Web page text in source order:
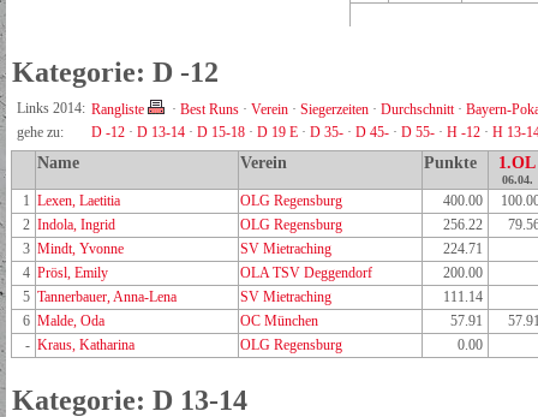
Kategorie: D -12
Links 2014: Rangliste · Best Runs · Verein · Siegerzeiten · Durchschnitt· Bayern-
gehe zu:
D -12 · D 13-14 · D 15-18 · D 19 E · D 35- · D 45- · D 55- · H -12 · H 13-
Name Verein Punkte 1.OL
06.04.
1 Lexen, Laetitia OLG Regensburg 400.00
2 Indola, Ingrid OLG Regensburg 256.22
3 Mindt, Yvonne SV Mietraching
224.71
4 Prösl, Emily OLA TSV Deggendorf
200.00
5 Tannerbauer, Anna-Lena SV Mietraching
111.14
6 Malde, Oda OC München 57.91
- Kraus, Katharina OLG Regensburg 0.00
Kategorie: D 13-14